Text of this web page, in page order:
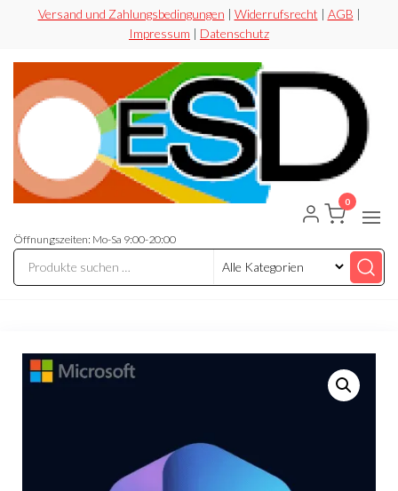
springen
Versand und Zahlungsbedingungen | Widerrufsrecht | AGB |
Impressum | Datenschutz
Handel
Preiswert
Öffnungszeiten: Mo-Sa 9:00-20:00
0